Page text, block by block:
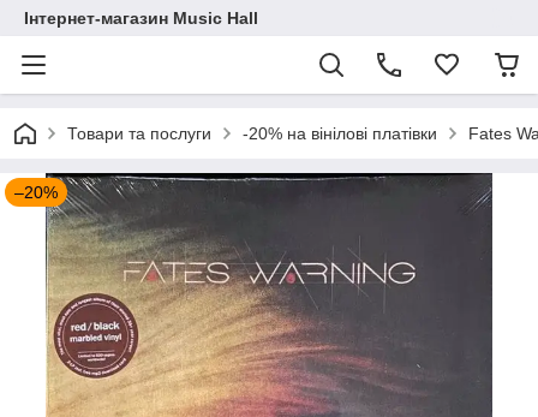
Інтернет-магазин Music Hall
Товари та послуги -20% на вінілові платівки Fates
–20%